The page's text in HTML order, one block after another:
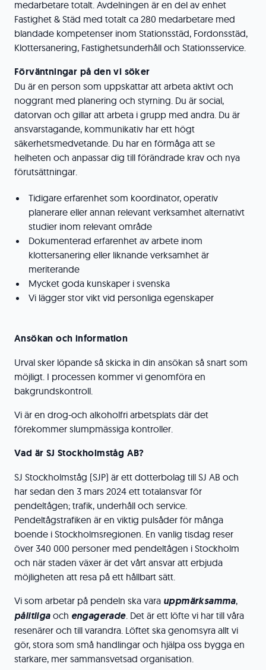
medarbetare totalt. Avdelningen är en del av enhet
Fastighet & Städ med totalt ca 280 medarbetare med
blandade kompetenser inom Stationsstäd, Fordonsstäd,
Klottersanering, Fastighetsunderhåll och Stationsservice.
Förväntningar på den vi söker
Du är en person som uppskattar att arbeta aktivt och
noggrant med planering och styrning. Du är social,
datorvan och gillar att arbeta i grupp med andra. Du är
ansvarstagande, kommunikativ har ett högt
säkerhetsmedvetande. Du har en förmåga att se
helheten och anpassar dig till förändrade krav och nya
förutsättningar.
Tidigare erfarenhet som koordinator, operativ
planerare eller annan relevant verksamhet alternativt
studier inom relevant område
Dokumenterad erfarenhet av arbete inom
klottersanering eller liknande verksamhet är
meriterande
Mycket goda kunskaper i svenska
Vi lägger stor vikt vid personliga egenskaper
Ansökan och information
Urval sker löpande så skicka in din ansökan så snart som
möjligt. I processen kommer vi genomföra en
bakgrundskontroll.
Vi är en drog-och alkoholfri arbetsplats där det
förekommer slumpmässiga kontroller.
Vad är SJ Stockholmståg AB?
SJ Stockholmståg (SJP) är ett dotterbolag till SJ AB och
har sedan den 3 mars 2024 ett totalansvar för
pendeltågen; trafik, underhåll och service.
Pendeltågstrafiken är en viktig pulsåder för många
boende i Stockholmsregionen. En vanlig tisdag reser
över 340 000 personer med pendeltågen i Stockholm
och när staden växer är det vårt ansvar att erbjuda
möjligheten att resa på ett hållbart sätt.
Vi som arbetar på pendeln ska vara uppmärksamma,
pålitligaoch engagerade. Det är ett löfte vi har till våra
resenärer och till varandra. Löftet ska genomsyra allt vi
gör, stora som små handlingar och hjälpa oss bygga en
starkare, mer sammansvetsad organisation.